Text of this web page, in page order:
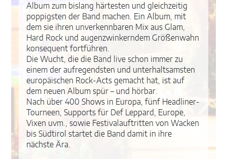
Album zum bislang härtesten und gleichzeitig
poppigsten der Band machen. Ein Album, mit
dem sie ihren unverkennbaren Mix aus Glam,
Hard Rock und augenzwinkerndem Größenwahn
konsequent fortführen.
Die Wucht, die die Band live schon immer zu
einem der aufregendsten und unterhaltsamsten
europäischen Rock-Acts gemacht hat, ist auf
dem neuen Album spür – und hörbar.
Nach über 400 Shows in Europa, fünf Headliner-
Tourneen, Supports für Def Leppard, Europe,
Vixen uvm., sowie Festivalauftritten von Wacken
bis Südtirol startet die Band damit in ihre
nächste Ära.